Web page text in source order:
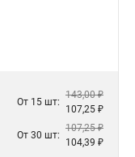
От 15 шт:
143,00 ₽
107,25 ₽
От 30 шт:
107,25 ₽
104,39 ₽